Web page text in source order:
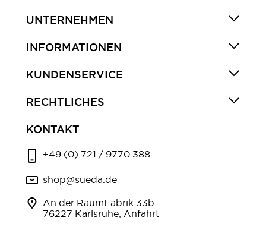
UNTERNEHMEN
INFORMATIONEN
KUNDENSERVICE
RECHTLICHES
KONTAKT
+49 (0) 721 / 9770 388
shop@sueda.de
An der RaumFabrik 33b
76227 Karlsruhe, Anfahrt